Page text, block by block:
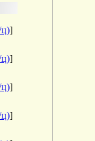
ц)]
ц)]
ц)]
ц)]